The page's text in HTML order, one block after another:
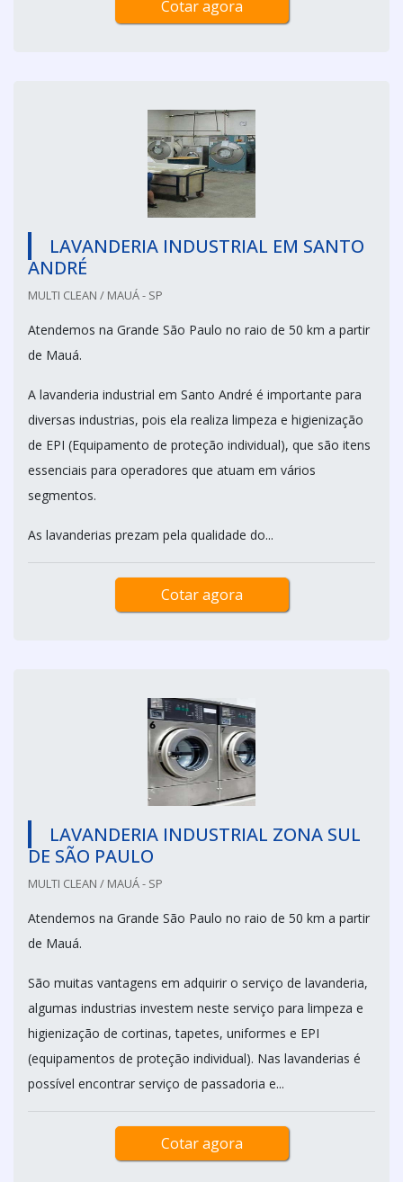
Cotar agora
LAVANDERIA INDUSTRIAL EM SANTO
ANDRÉ
MULTI CLEAN / MAUÁ - SP
Atendemos na Grande São Paulo no raio de 50 km a partir
de Mauá.
A lavanderia industrial em Santo André é importante para
diversas industrias, pois ela realiza limpeza e higienização
de EPI (Equipamento de proteção individual), que são itens
essenciais para operadores que atuam em vários
segmentos.
As lavanderias prezam pela qualidade do...
Cotar agora
LAVANDERIA INDUSTRIAL ZONA SUL
DE SÃO PAULO
MULTI CLEAN / MAUÁ - SP
Atendemos na Grande São Paulo no raio de 50 km a partir
de Mauá.
São muitas vantagens em adquirir o serviço de lavanderia,
algumas industrias investem neste serviço para limpeza e
higienização de cortinas, tapetes, uniformes e EPI
(equipamentos de proteção individual). Nas lavanderias é
possível encontrar serviço de passadoria e...
Cotar agora